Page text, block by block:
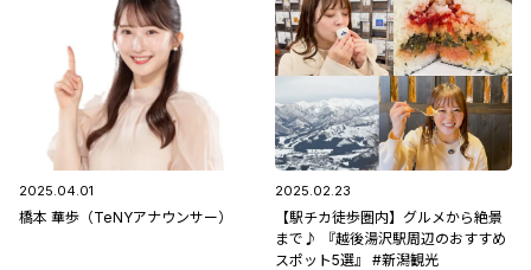
2025.04.01
橋本 華歩（TeNYアナウンサー）
2025.02.23
【駅チカ徒歩圏内】グルメから絶景
まで♪ 『越後湯沢駅周辺のおすすめ
スポット5選』 #新潟観光